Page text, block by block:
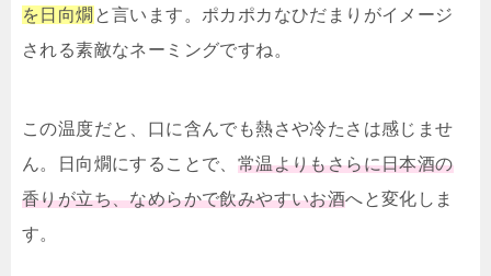
を日向燗 と言います。ポカポカなひだまりがイメージ
される素敵なネーミングですね。
この温度だと、口に含んでも熱さや冷たさは感じませ
ん。日向燗にすることで、 常温よりもさらに日本酒の
香りが立ち、なめらかで飲みやすいお酒へと変化しま
す。